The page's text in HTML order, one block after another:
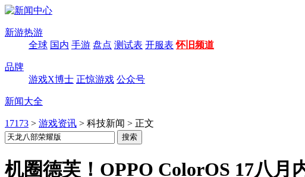
新游热游
全球 国内 手游 盘点 测试表 开服表 怀旧频道
品牌
游戏X博士 正惊游戏 公众号
新闻大全
17173 > 游戏资讯 > 科技新闻 > 正文
机圈德芙！OPPO ColorOS 17八月